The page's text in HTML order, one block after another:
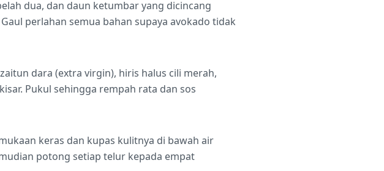
dua, dan daun ketumbar yang dicincang
perlahan semua bahan supaya avokado tidak
dara (extra virgin), hiris halus cili merah,
Pukul sehingga rempah rata dan sos
keras dan kupas kulitnya di bawah air
potong setiap telur kepada empat